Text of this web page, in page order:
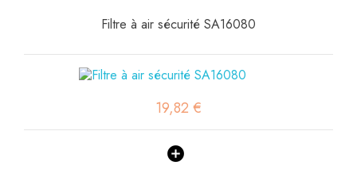
Filtre à air sécurité SA16080
19,82 €